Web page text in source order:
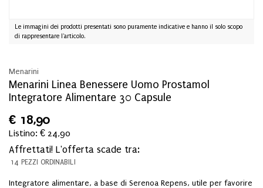
Le immagini dei prodotti presentati sono puramente indicative e hanno il solo scopo
di rappresentare l'articolo.
Menarini
Menarini Linea Benessere Uomo Prostamol
Integratore Alimentare 30 Capsule
€ 18,90
Listino: € 24,90
Affrettati! L'offerta scade tra:
14 PEZZI ORDINABILI
Integratore alimentare, a base di Serenoa Repens, utile per favorire